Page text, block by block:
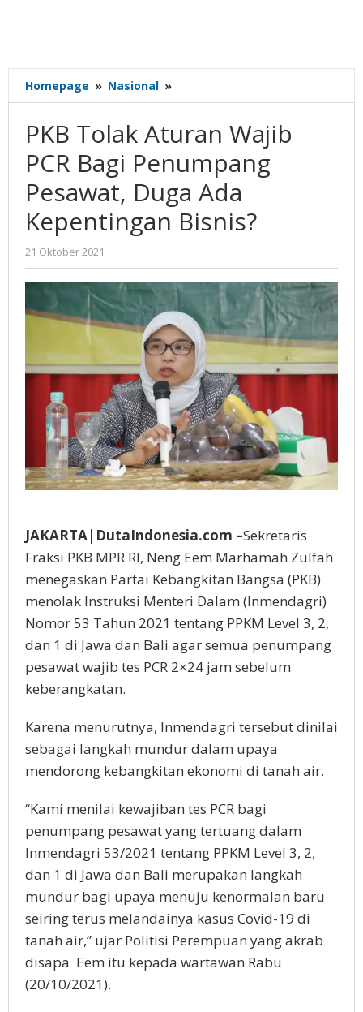
Homepage » Nasional »
Tolak
Wajib
Bagi
Penumpang
Pesawat,
Duga
Bisnis?
PKB Tolak Aturan Wajib
PCR Bagi Penumpang
Pesawat, Duga Ada
Kepentingan Bisnis?
21 Oktober 2021
Nilna
Niswah
JAKARTA|DutaIndonesia.com –Sekretaris
Fraksi PKB MPR RI, Neng Eem Marhamah Zulfah
menegaskan Partai Kebangkitan Bangsa (PKB)
menolak Instruksi Menteri Dalam (Inmendagri)
Nomor 53 Tahun 2021 tentang PPKM Level 3, 2,
dan 1 di Jawa dan Bali agar semua penumpang
pesawat wajib tes PCR 2×24 jam sebelum
keberangkatan.
Karena menurutnya, Inmendagri tersebut dinilai
sebagai langkah mundur dalam upaya
mendorong kebangkitan ekonomi di tanah air.
“Kami menilai kewajiban tes PCR bagi
penumpang pesawat yang tertuang dalam
Inmendagri 53/2021 tentang PPKM Level 3, 2,
dan 1 di Jawa dan Bali merupakan langkah
mundur bagi upaya menuju kenormalan baru
seiring terus melandainya kasus Covid-19 di
tanah air,” ujar Politisi Perempuan yang akrab
disapa Eem itu kepada wartawan Rabu
(20/10/2021).